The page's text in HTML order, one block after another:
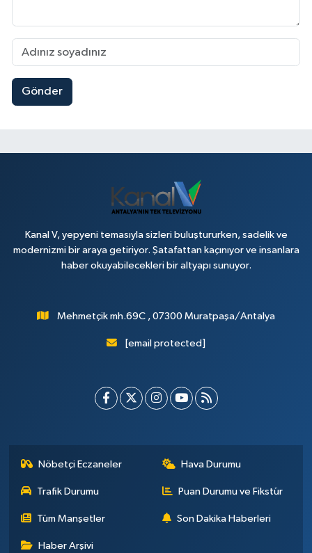
Gönder
Kanal V, yepyeni temasıyla sizleri buluştururken, sadelik ve
modernizmi bir araya getiriyor. Şatafattan kaçınıyor ve insanlara
haber okuyabilecekleri bir altyapı sunuyor.
Mehmetçik mh.69C , 07300 Muratpaşa/Antalya
[email protected]
Nöbetçi Eczaneler Hava Durumu
Trafik Durumu Puan Durumu ve Fikstür
Tüm Manşetler Son Dakika Haberleri
Haber Arşivi